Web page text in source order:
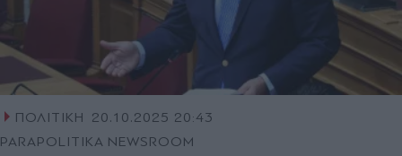
ΠΟΛΙΤΙΚΗ
20.10.2025 20:43
PARAPOLITIKA NEWSROOM